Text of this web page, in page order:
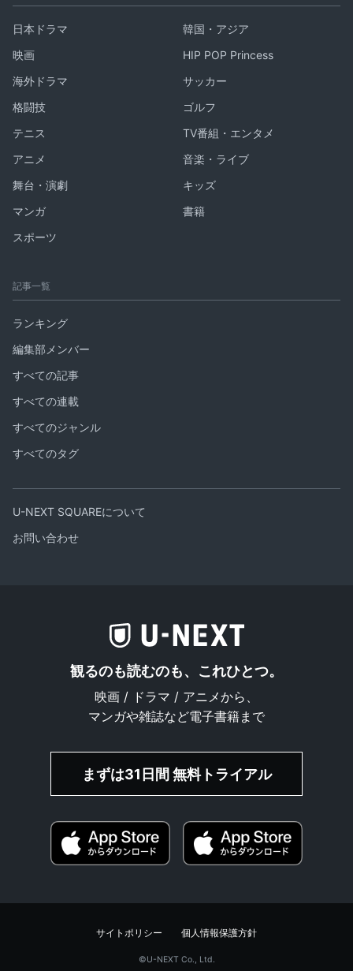
日本ドラマ
韓国・アジア
映画
HIP POP Princess
海外ドラマ
サッカー
格闘技
ゴルフ
テニス
TV番組・エンタメ
アニメ
音楽・ライブ
舞台・演劇
キッズ
マンガ
書籍
スポーツ
記事一覧
ランキング
編集部メンバー
すべての記事
すべての連載
すべてのジャンル
すべてのタグ
U-NEXT SQUAREについて
お問い合わせ
観るのも読むのも、これひとつ。
映画 / ドラマ / アニメから、
マンガや雑誌など電子書籍まで
まずは31日間 無料トライアル
サイトポリシー 個人情報保護方針
©︎U-NEXT Co., Ltd.